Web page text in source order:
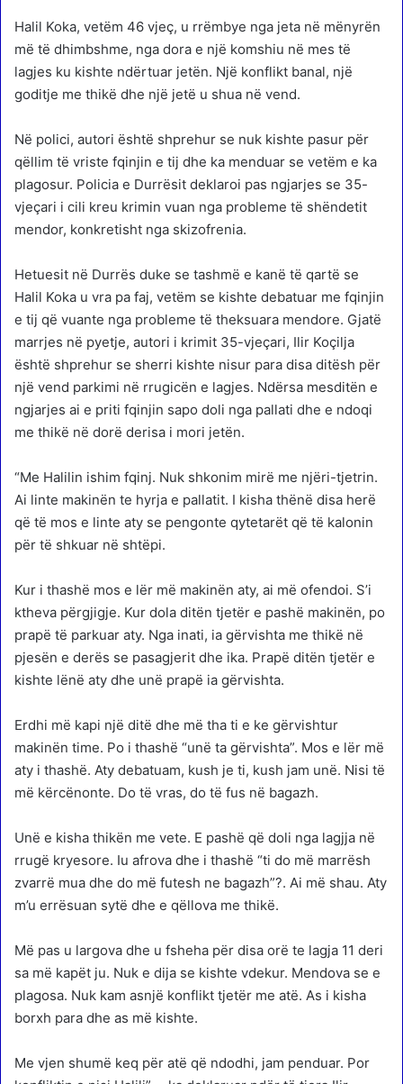
Halil Koka, vetëm 46 vjeç, u rrëmbye nga jeta në mënyrën
më të dhimbshme, nga dora e një komshiu në mes të
lagjes ku kishte ndërtuar jetën. Një konflikt banal, një
goditje me thikë dhe një jetë u shua në vend.
Në polici, autori është shprehur se nuk kishte pasur për
qëllim të vriste fqinjin e tij dhe ka menduar se vetëm e ka
plagosur. Policia e Durrësit deklaroi pas ngjarjes se 35-
vjeçari i cili kreu krimin vuan nga probleme të shëndetit
mendor, konkretisht nga skizofrenia.
Hetuesit në Durrës duke se tashmë e kanë të qartë se
Halil Koka u vra pa faj, vetëm se kishte debatuar me fqinjin
e tij që vuante nga probleme të theksuara mendore. Gjatë
marrjes në pyetje, autori i krimit 35-vjeçari, Ilir Koçilja
është shprehur se sherri kishte nisur para disa ditësh për
një vend parkimi në rrugicën e lagjes. Ndërsa mesditën e
ngjarjes ai e priti fqinjin sapo doli nga pallati dhe e ndoqi
me thikë në dorë derisa i mori jetën.
“Me Halilin ishim fqinj. Nuk shkonim mirë me njëri-tjetrin.
Ai linte makinën te hyrja e pallatit. I kisha thënë disa herë
që të mos e linte aty se pengonte qytetarët që të kalonin
për të shkuar në shtëpi.
Kur i thashë mos e lër më makinën aty, ai më ofendoi. S’i
ktheva përgjigje. Kur dola ditën tjetër e pashë makinën, po
prapë të parkuar aty. Nga inati, ia gërvishta me thikë në
pjesën e derës se pasagjerit dhe ika. Prapë ditën tjetër e
kishte lënë aty dhe unë prapë ia gërvishta.
Erdhi më kapi një ditë dhe më tha ti e ke gërvishtur
makinën time. Po i thashë “unë ta gërvishta”. Mos e lër më
aty i thashë. Aty debatuam, kush je ti, kush jam unë. Nisi të
më kërcënonte. Do të vras, do të fus në bagazh.
Unë e kisha thikën me vete. E pashë që doli nga lagjja në
rrugë kryesore. Iu afrova dhe i thashë “ti do më marrësh
zvarrë mua dhe do më futesh ne bagazh”?. Ai më shau. Aty
m’u errësuan sytë dhe e qëllova me thikë.
Më pas u largova dhe u fsheha për disa orë te lagja 11 deri
sa më kapët ju. Nuk e dija se kishte vdekur. Mendova se e
plagosa. Nuk kam asnjë konflikt tjetër me atë. As i kisha
borxh para dhe as më kishte.
Me vjen shumë keq për atë që ndodhi, jam penduar. Por